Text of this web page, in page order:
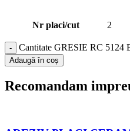
Nr placi/cut 2
Cantitate GRESIE RC
Adaugă în coș
Recomandam